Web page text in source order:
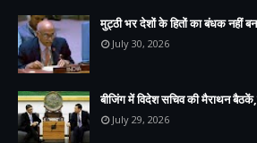
मुट्ठी भर देशों के हितों का बंधक नहीं
July 30, 2026
बीजिंग में विदेश सचिव की मैराथन
July 29, 2026